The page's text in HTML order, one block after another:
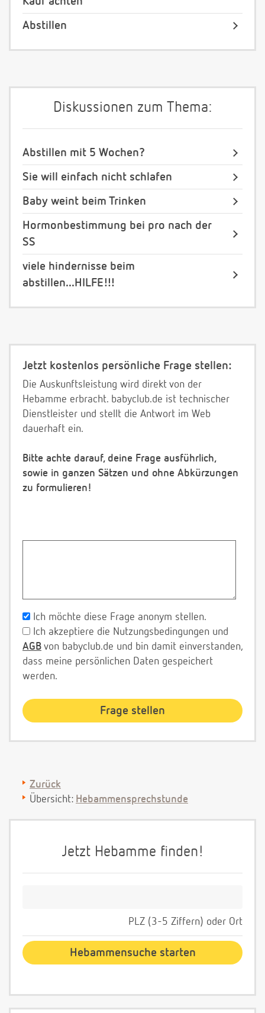
Abstillen
Diskussionen zum Thema:
Abstillen mit 5 Wochen?
Sie will einfach nicht schlafen
Baby weint beim Trinken
Hormonbestimmung bei pro nach der
SS
viele hindernisse beim
abstillen...HILFE!!!
Jetzt kostenlos persönliche Frage stellen:
Die Auskunftsleistung wird direkt von der
Hebamme erbracht. babyclub.de ist technischer
Dienstleister und stellt die Antwort im Web
dauerhaft ein.
Bitte achte darauf, deine Frage ausführlich,
sowie in ganzen Sätzen und ohne Abkürzungen
zu formulieren!
Ich möchte diese Frage anonym stellen.
Ich akzeptiere die Nutzungsbedingungen und
AGB von babyclub.de und bin damit einverstanden,
dass meine persönlichen Daten gespeichert
werden.
Zurück
Übersicht: Hebammensprechstunde
Jetzt Hebamme finden!
PLZ (3-5 Ziffern) oder Ort